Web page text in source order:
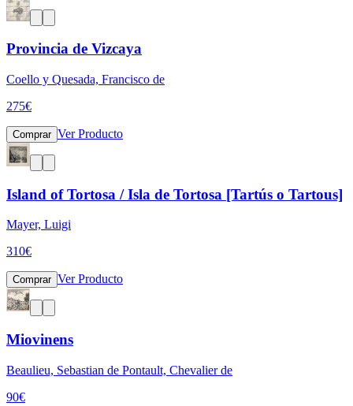
Provincia de Vizcaya
Coello y Quesada, Francisco de
275€
Comprar Ver Producto
Island of Tortosa / Isla de Tortosa [Tartús o Tartous]
Mayer, Luigi
310€
Comprar Ver Producto
Miovinens
Beaulieu, Sebastian de Pontault, Chevalier de
90€